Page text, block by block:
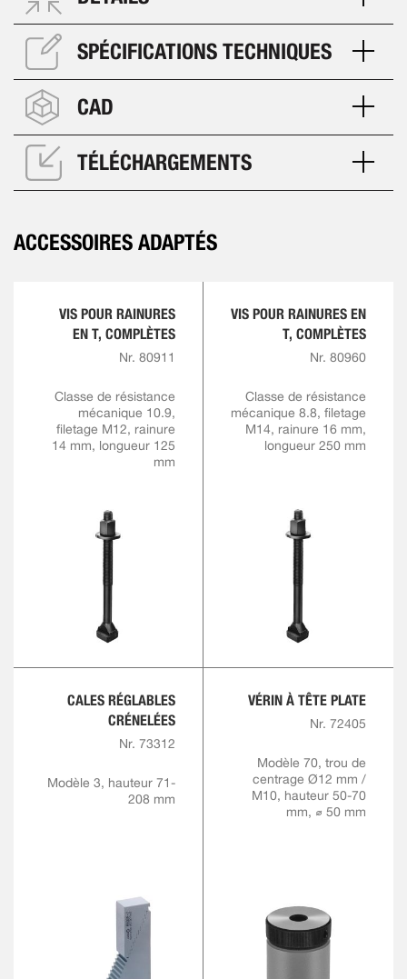
SPÉCIFICATIONS TECHNIQUES
CAD
TÉLÉCHARGEMENTS
ACCESSOIRES ADAPTÉS
VIS POUR RAINURES
EN T, COMPLÈTES
Nr. 80911
Classe de résistance
mécanique 10.9,
filetage M12, rainure
14 mm, longueur 125
mm
VIS POUR RAINURES EN
T, COMPLÈTES
Nr. 80960
Classe de résistance
mécanique 8.8, filetage
M14, rainure 16 mm,
longueur 250 mm
CALES RÉGLABLES
CRÉNELÉES
Nr. 73312
Modèle 3, hauteur 71-
208 mm
VÉRIN À TÊTE PLATE
Nr. 72405
Modèle 70, trou de
centrage Ø12 mm /
M10, hauteur 50-70
mm, ⌀ 50 mm